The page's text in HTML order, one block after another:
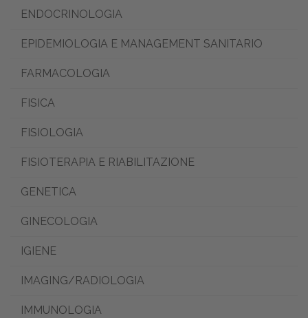
ENDOCRINOLOGIA
EPIDEMIOLOGIA E MANAGEMENT SANITARIO
FARMACOLOGIA
FISICA
FISIOLOGIA
FISIOTERAPIA E RIABILITAZIONE
GENETICA
GINECOLOGIA
IGIENE
IMAGING/RADIOLOGIA
IMMUNOLOGIA